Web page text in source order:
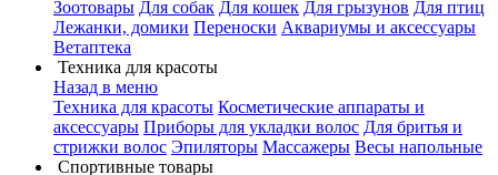
Зоотовары Для собак Для кошек Для грызунов Для птиц
Лежанки, домики Переноски Аквариумы и аксессуары
Ветаптека
Техника для красоты
Назад в меню
Техника для красоты Косметические аппараты и
аксессуары Приборы для укладки волос Для бритья и
стрижки волос Эпиляторы Массажеры Весы напольные
Спортивные товары